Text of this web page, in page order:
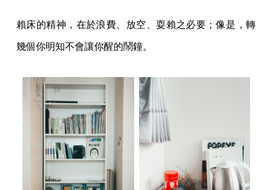
賴床的精神，在於浪費、放空、耍賴之必要；像是，轉
幾個你明知不會讓你醒的鬧鐘。